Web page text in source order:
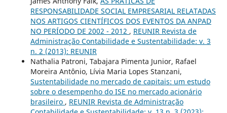
RESPONSABILIDADE SOCIAL EMPRESARIAL RELATADAS
NOS ARTIGOS CIENTÍFICOS DOS EVENTOS DA ANPAD
NO PERÍODO DE 2002 - 2012 , REUNIR Revista de
Administração Contabilidade e Sustentabilidade: v. 3
n. 2 (2013): REUNIR
Nathalia Patroni, Tabajara Pimenta Junior, Rafael
Moreira Antônio, Lívia Maria Lopes Stanzani,
Sustentabilidade no mercado de capitais: um estudo
sobre o desempenho do ISE no mercado acionário
brasileiro , REUNIR Revista de Administração